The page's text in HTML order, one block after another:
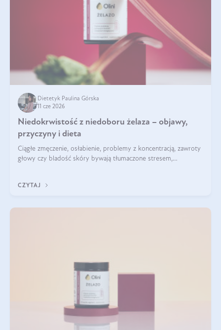
Dietetyk Paulina Górska
11 cze 2026
Niedokrwistość z niedoboru żelaza – objawy,
przyczyny i dieta
Ciągłe zmęczenie, osłabienie, problemy z koncentracją, zawroty
głowy czy bladość skóry bywają tłumaczone stresem,
CZYTAJ